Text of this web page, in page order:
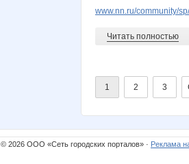
www.nn.ru/community/
Читать полностью
1 2 3
© 2026 ООО «Сеть городских порталов» · Реклама